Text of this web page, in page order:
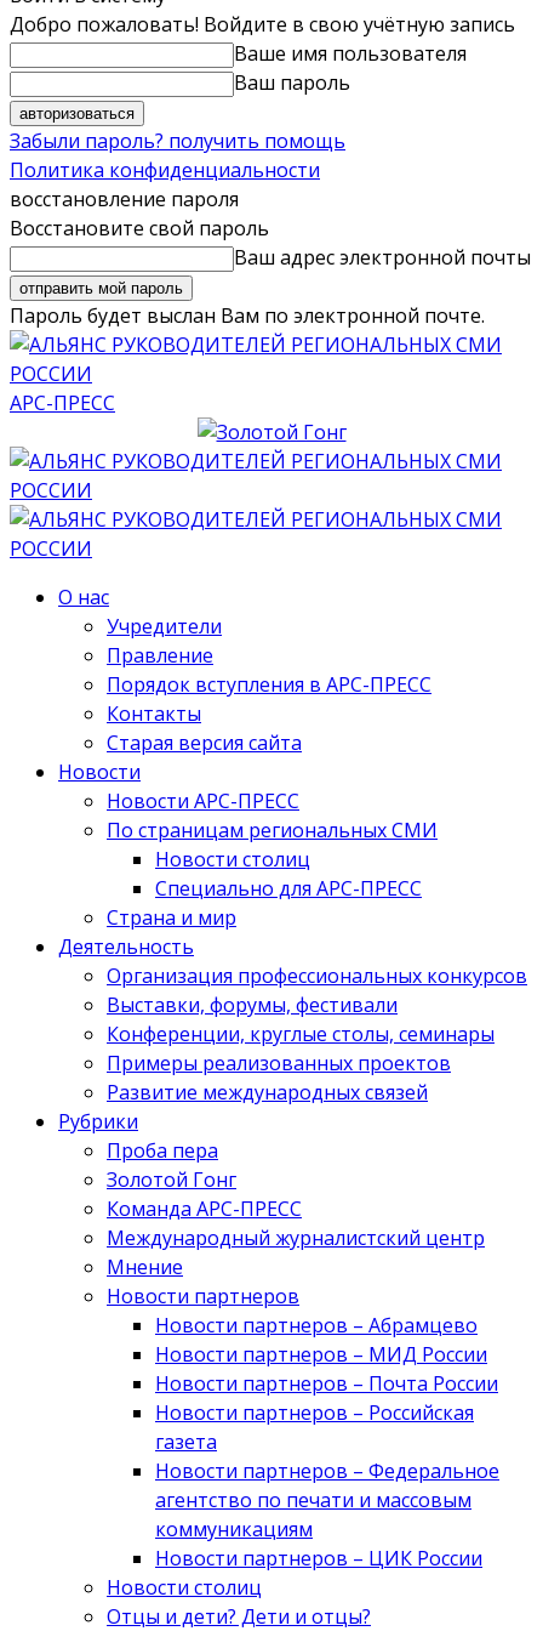
Добро пожаловать! Войдите в свою учётную запись
Ваше имя пользователя
Ваш пароль
Забыли пароль? получить помощь
Политика конфиденциальности
восстановление пароля
Восстановите свой пароль
Ваш адрес электронной почты
Пароль будет выслан Вам по электронной почте.
АРС-ПРЕСС
О нас
Учредители
Правление
Порядок вступления в АРС-ПРЕСС
Контакты
Старая версия сайта
Новости
Новости АРС-ПРЕСС
По страницам региональных СМИ
Новости столиц
Специально для АРС-ПРЕСС
Страна и мир
Деятельность
Организация профессиональных конкурсов
Выставки, форумы, фестивали
Конференции, круглые столы, семинары
Примеры реализованных проектов
Развитие международных связей
Рубрики
Проба пера
Золотой Гонг
Команда АРС-ПРЕСС
Международный журналистский центр
Мнение
Новости партнеров
Новости партнеров – Абрамцево
Новости партнеров – МИД России
Новости партнеров – Почта России
Новости партнеров – Российская
газета
Новости партнеров – Федеральное
агентство по печати и массовым
коммуникациям
Новости партнеров – ЦИК России
Новости столиц
Отцы и дети? Дети и отцы?